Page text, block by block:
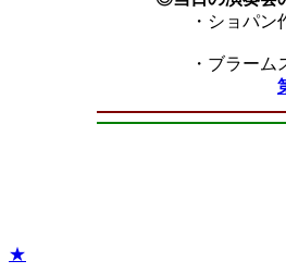
・ショパン
・ブラームス
★